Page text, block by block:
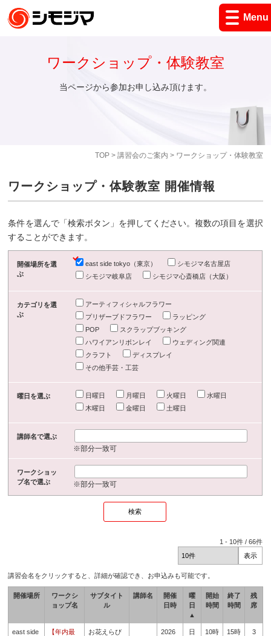
Menu
TOP> 講習会のご案内 > ワークショップ・体験教室
ワークショップ・体験教室
当ページから参加お申し込み頂けます。
ワークショップ・体験教室 開催情報
条件を選んで「検索ボタン」を押してください。複数の項目を選択
することができます。
開催場所を選
ぶ
east side tokyo（東京）
シモジマ名古屋店
シモジマ岐阜店
シモジマ心斎橋店（大阪）
カテゴリを選
ぶ
アーティフィシャルフラワー
プリザーブドフラワー
ラッピング
POP
スクラップブッキング
ハワイアンリボンレイ
ウェディング関連
クラフト
ディスプレイ
その他手芸・工芸
曜日を選ぶ 日曜日 月曜日 火曜日
水曜日
木曜日
金曜日 土曜日
講師名で選ぶ
※部分一致可
ワークショッ
プ名で選ぶ
※部分一致可
1 - 10件 /66件
講習会名をクリックすると、詳細が確認でき、お申込みも可能です。
開催場所
ワークシ
ョップ名
サブタイト
ル
講師名
開催
日時
曜
日
▲
開始
時間
終了
時間
残
席
east side
【年内最
お花えらび
2026
日
10時
15時
3